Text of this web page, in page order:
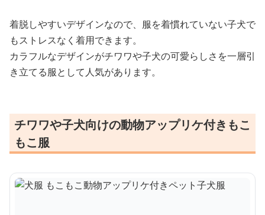
着脱しやすいデザインなので、服を着慣れていない子犬で
もストレスなく着用できます。
カラフルなデザインがチワワや子犬の可愛らしさを一層引
き立てる服として人気があります。
チワワや子犬向けの動物アップリケ付きもこ
もこ服